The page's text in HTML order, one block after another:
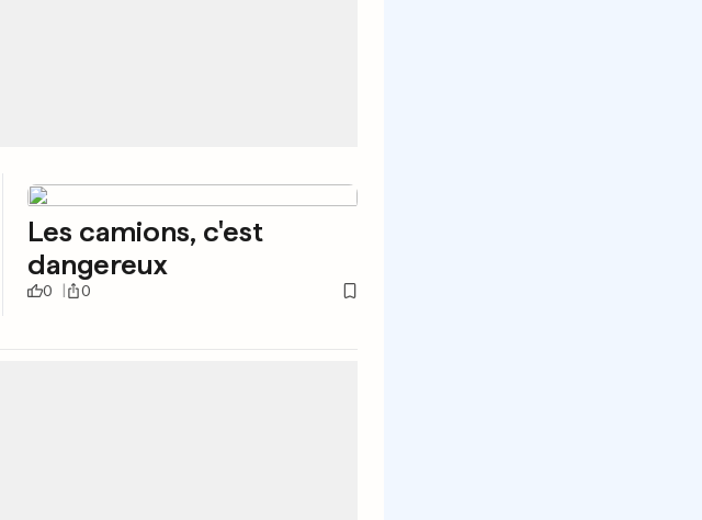
Les camions, c'est
dangereux
0 0